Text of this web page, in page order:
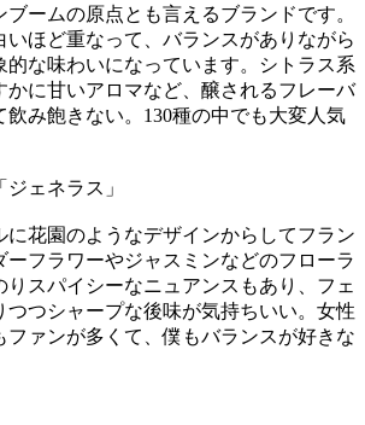
ームの原点とも言えるブランドです。
いほど重なって、バランスがありながら
的な味わいになっています。シトラス系
かに甘いアロマなど、醸されるフレーバ
飲み飽きない。130種の中でも大変人気
ェネラス」
に花園のようなデザインからしてフラン
ーフラワーやジャスミンなどのフローラ
りスパイシーなニュアンスもあり、フェ
つつシャープな後味が気持ちいい。女性
ファンが多くて、僕もバランスが好きな